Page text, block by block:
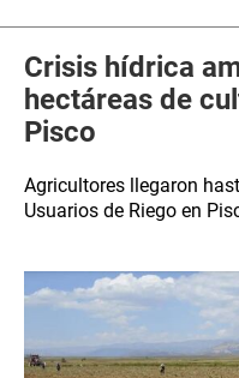
Crisis hídrica
hectáreas de
Pisco
Agricultores llegaron
Usuarios de Riego en